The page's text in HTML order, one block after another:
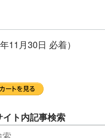
11月30日 必着）
イト内記事検索